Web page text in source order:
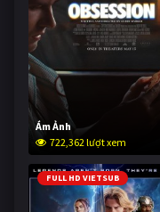
Ám Ảnh
722,362 lượt xem
FULL HD VIETSUB